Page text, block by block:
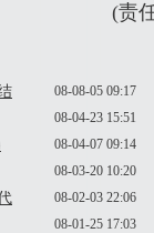
(责
08-08-05 09:17
08-04-23 15:51
08-04-07 09:14
08-03-20 10:20
08-02-03 22:06
08-01-25 17:03